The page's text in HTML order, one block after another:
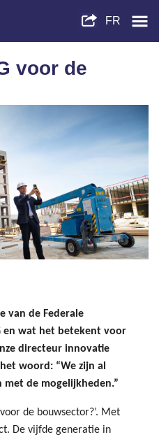
voor de
van de Federale
en wat het betekent voor
directeur innovatie
woord: “We zijn al
de mogelijkheden.”
de bouwsector?’. Met
De vijfde generatie in